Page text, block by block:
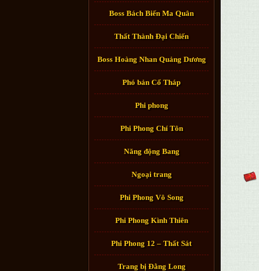
Boss Bách Biến Ma Quân
Thất Thành Đại Chiến
Boss Hoàng Nhan Quảng Dương
Phó bản Cổ Tháp
Phi phong
Phi Phong Chí Tôn
Năng động Bang
Ngoại trang
Phi Phong Vô Song
Phi Phong Kình Thiên
Phi Phong 12 – Thất Sát
Trang bị Đằng Long